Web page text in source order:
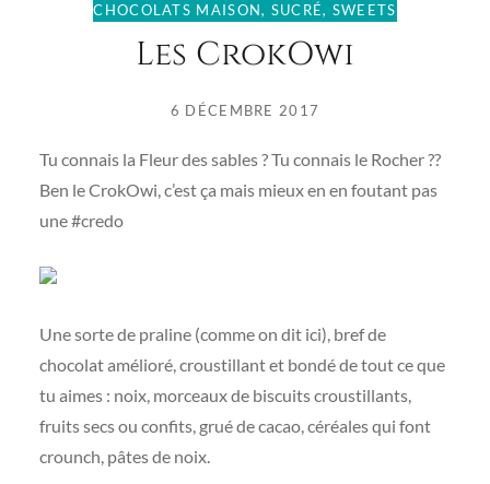
CHOCOLATS MAISON, SUCRÉ, SWEETS
Les CrokOwi
6 DÉCEMBRE 2017
Tu connais la Fleur des sables ? Tu connais le Rocher ??
Ben le CrokOwi, c’est ça mais mieux en en foutant pas
une #credo
Une sorte de praline (comme on dit ici), bref de
chocolat amélioré, croustillant et bondé de tout ce que
tu aimes : noix, morceaux de biscuits croustillants,
fruits secs ou confits, grué de cacao, céréales qui font
crounch, pâtes de noix.